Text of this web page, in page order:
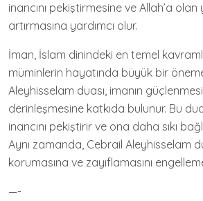
inancını pekiştirmesine ve Allah’a olan
artırmasına yardımcı olur.
İman, İslam dinindeki en temel
müminlerin hayatında büyük bir
Aleyhisselam duası, imanın
derinleşmesine katkıda bulunur. Bu
inancını pekiştirir ve ona daha sıkı
Aynı zamanda, Cebrail Aleyhisselam
korumasına ve zayıflamasını
—-